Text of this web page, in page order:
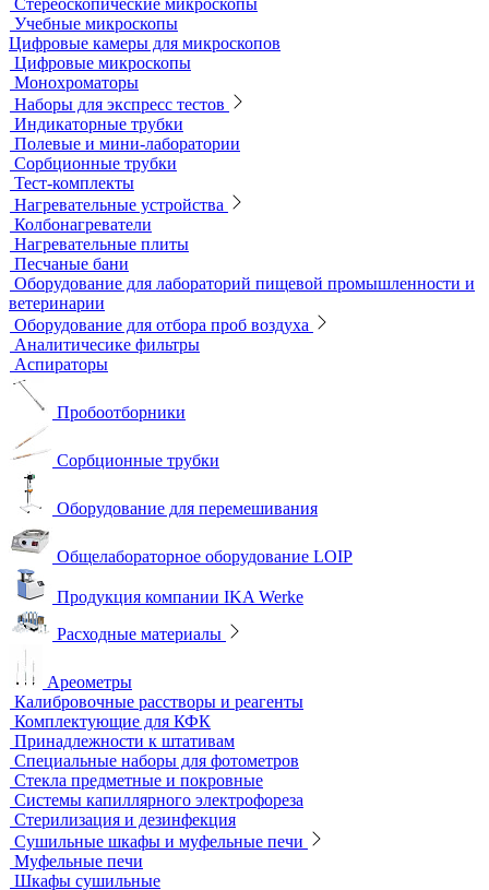
Мерная посуда
Посуда общего назначения
Центрифужные пробирки
Микроскопы
Инвертируемые микроскопы
Комплектующие к микроскопам
Лабораторные микроскопы
Люминесцентные микроскопы
Металлографические микроскопы
Объективы для микроскопов
Окуляры для микроскопов
Поляризационные микроскопы
Стереоскопические микроскопы
Учебные микроскопы
Цифровые камеры для микроскопов
Цифровые микроскопы
Монохроматоры
Наборы для экспресс тестов
Индикаторные трубки
Полевые и мини-лаборатории
Сорбционные трубки
Тест-комплекты
Нагревательные устройства
Колбонагреватели
Нагревательные плиты
Песчаные бани
Оборудование для лабораторий пищевой промышленности и
ветеринарии
Оборудование для отбора проб воздуха
Аналитичесике фильтры
Аспираторы
Сорбционные трубки
Оборудование для перемешивания
Общелабораторное оборудование LOIP
Продукция компании IKA Werke
Расходные материалы